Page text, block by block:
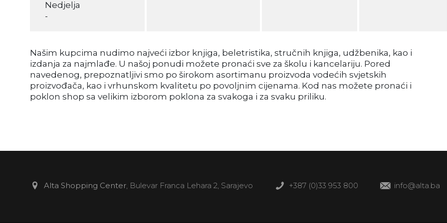
Nedjelja
-
Našim kupcima nudimo najveći izbor knjiga, beletristika, stručnih knjiga, udžbenika, kao i
izdanja za najmlađe. U našoj ponudi možete pronaći sve za školu i kancelariju. Pored
navedenog, prepoznatljivi smo po širokom asortimanu proizvoda vodećih svjetskih
proizvođača, kao i vrhunskom kvalitetu po povoljnim cijenama. Kod nas možete pronaći i
poklon shop sa velikim izborom poklona za svakoga i za svaku priliku.
Alta Shopping Center, Bulevar Franca Lehara 2, Sarajevo +387 (0)33 953 800 info@alta.ba